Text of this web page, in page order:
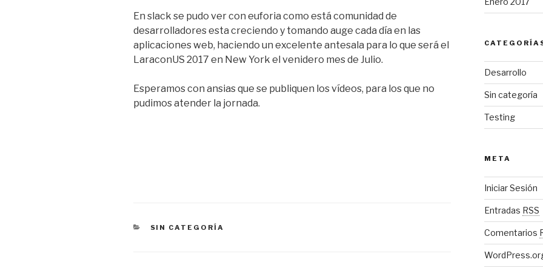
En slack se pudo ver con euforia como está comunidad de
desarrolladores esta creciendo y tomando auge cada día en las
aplicaciones web, haciendo un excelente antesala para lo que será el
LaraconUS 2017 en New York el venidero mes de Julio.
Esperamos con ansias que se publiquen los vídeos, para los que no
pudimos atender la jornada.
CATEGORIES
SIN CATEGORÍA
Desarrollo
Sin categoría
Testing
META
Iniciar Sesión
Entradas RSS
Comentarios